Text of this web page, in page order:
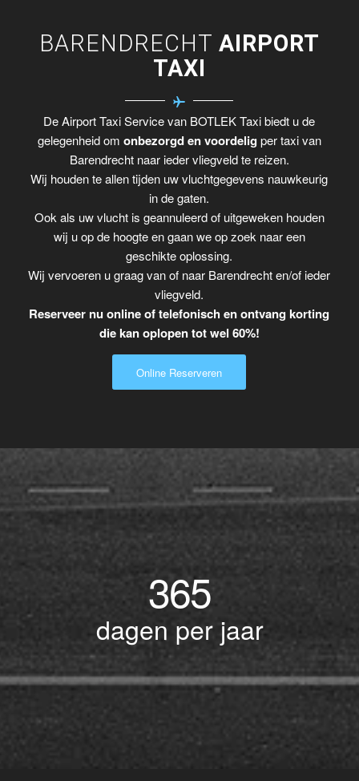
BARENDRECHT AIRPORT
TAXI
De Airport Taxi Service van BOTLEK Taxi biedt u de
gelegenheid om onbezorgd en voordelig per taxi van
Barendrecht naar ieder vliegveld te reizen.
Wij houden te allen tijden uw vluchtgegevens nauwkeurig
in de gaten.
Ook als uw vlucht is geannuleerd of uitgeweken houden
wij u op de hoogte en gaan we op zoek naar een
geschikte oplossing.
Wij vervoeren u graag van of naar Barendrecht en/of ieder
vliegveld.
Reserveer nu online of telefonisch en ontvang korting
die kan oplopen tot wel 60%!
Online Reserveren
365
dagen per jaar